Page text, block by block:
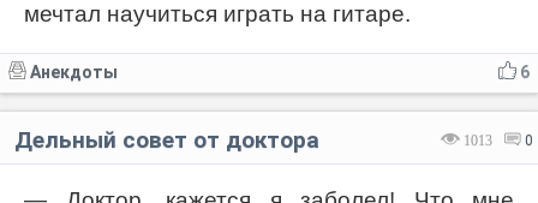
мечтал научиться играть на гитаре.
6
Анекдоты
1013 0
Дельный совет от доктора